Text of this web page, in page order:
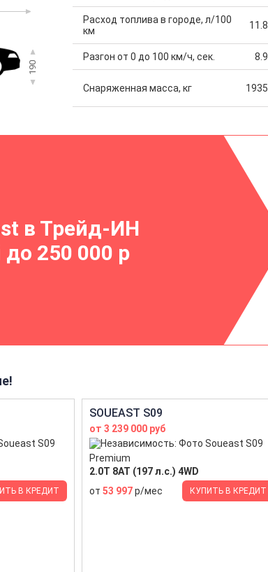
190
Расход топлива в городе, л/100
км
11.8
Разгон от 0 до 100 км/ч, сек. 8.9
Снаряженная масса, кг 1935
в Трейд-ИН
250 000 р
В КРЕДИТ
SOUEAST S09
от 3 239 000 руб
Premium
2.0T 8AT (197 л.с.) 4WD
от 53 997р/мес КУПИТЬ В КРЕДИТ